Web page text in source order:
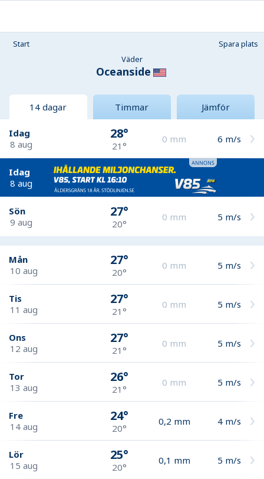
Start
Spara plats
Väder
Oceanside
14 dagar Timmar Jämför
Idag
8 aug
28°
21°
0 mm 6 m/s
Idag
8 aug
Sön
9 aug
27°
20°
0 mm 5 m/s
Mån
10 aug
27°
20°
0 mm 5 m/s
Tis
11 aug
27°
21°
0 mm 5 m/s
Ons
12 aug
27°
21°
0 mm 5 m/s
Tor
13 aug
26°
21°
0 mm 5 m/s
Fre
14 aug
24°
20°
0,2 mm 4 m/s
Lör
15 aug
25°
20°
0,1 mm 5 m/s